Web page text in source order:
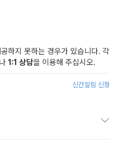
하지 못하는 경우가 있습니다. 각
1:1 상담을 이용해 주십시오.
신간알림 신청